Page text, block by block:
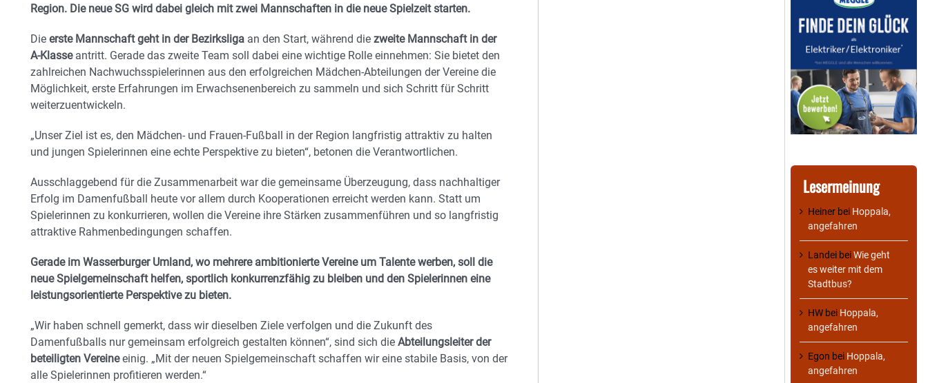
Region. Die neue SG wird dabei gleich mit zwei Mannschaften in die neue Spielzeit starten.
Die erste Mannschaft geht in der Bezirksliga an den Start, während die zweite Mannschaft in der
A-Klasseantritt. Gerade das zweite Team soll dabei eine wichtige Rolle einnehmen: Sie bietet den
zahlreichen Nachwuchsspielerinnen aus den erfolgreichen Mädchen-Abteilungen der Vereine die
Möglichkeit, erste Erfahrungen im Erwachsenenbereich zu sammeln und sich Schritt für Schritt
weiterzuentwickeln.
„Unser Ziel ist es, den Mädchen- und Frauen-Fußball in der Region langfristig attraktiv zu halten
und jungen Spielerinnen eine echte Perspektive zu bieten“, betonen die Verantwortlichen.
Ausschlaggebend für die Zusammenarbeit war die gemeinsame Überzeugung, dass nachhaltiger
Erfolg im Damenfußball heute vor allem durch Kooperationen erreicht werden kann. Statt um
Spielerinnen zu konkurrieren, wollen die Vereine ihre Stärken zusammenführen und so langfristig
attraktive Rahmenbedingungen schaffen.
Gerade im Wasserburger Umland, wo mehrere ambitionierte Vereine um Talente werben, soll die
neue Spielgemeinschaft helfen, sportlich konkurrenzfähig zu bleiben und den Spielerinnen eine
leistungsorientierte Perspektive zu bieten.
„Wir haben schnell gemerkt, dass wir dieselben Ziele verfolgen und die Zukunft des
Damenfußballs nur gemeinsam erfolgreich gestalten können“, sind sich die Abteilungsleiter der
beteiligten Vereineeinig. „Mit der neuen Spielgemeinschaft schaffen wir eine stabile Basis, von der
alle Spielerinnen profitieren werden.“
Lesermeinung
Heiner bei Hoppala,
angefahren
Landei beiWie geht
es weiter mit dem
Stadtbus?
HW bei Hoppala,
angefahren
Egon bei Hoppala,
angefahren